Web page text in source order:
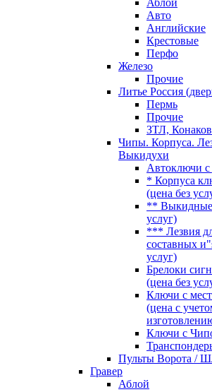
Аблой
Авто
Английские
Крестовые
Перфо
Железо
Прочие
Литье Россия
Пермь
Прочие
ЗТЛ,
Чипы. Корпуса.
Выкидухи
Автоключи
* Корпуса
(цена без
** Выкидные
услуг)
*** Лезвия
составных
услуг)
Брелоки
(цена без
Ключи с
(цена с
Ключи с
Пульты Ворота /
Гравер
Аблой